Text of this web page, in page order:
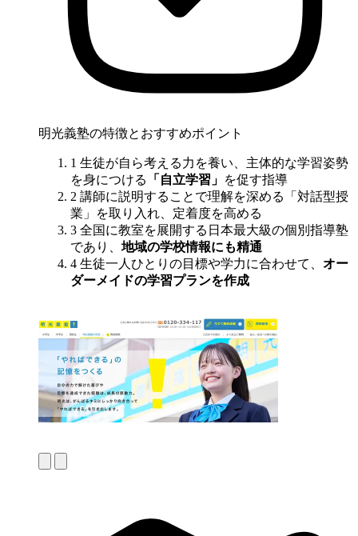
明光義塾の特徴とおすすめポイント
1 生徒が自ら考える力を養い、主体的な学習姿勢
を身につける
「自立学習」 を促す指導
2 講師に説明することで理解を深める「対話型授
業」を取り入れ、定着度を高める
3 全国に教室を展開する日本最大級の個別指導塾
であり、 地域の学校情報にも精通
4 生徒一人ひとりの目標や学力に合わせて、 オー
ダーメイドの学習プランを作成